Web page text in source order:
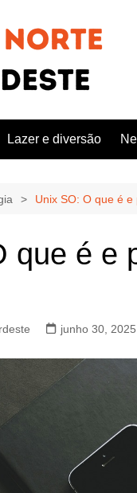
Lazer e diversão
Unix SO: O que é
que é e
junho 30, 2025